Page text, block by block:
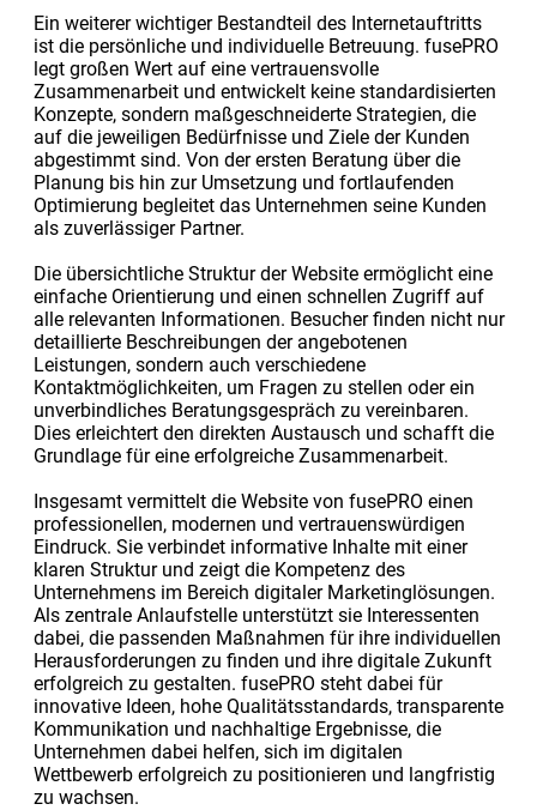
Ein weiterer wichtiger Bestandteil des Internetauftritts
ist die persönliche und individuelle Betreuung. fusePRO
legt großen Wert auf eine vertrauensvolle
Zusammenarbeit und entwickelt keine standardisierten
Konzepte, sondern maßgeschneiderte Strategien, die
auf die jeweiligen Bedürfnisse und Ziele der Kunden
abgestimmt sind. Von der ersten Beratung über die
Planung bis hin zur Umsetzung und fortlaufenden
Optimierung begleitet das Unternehmen seine Kunden
als zuverlässiger Partner.
Die übersichtliche Struktur der Website ermöglicht eine
einfache Orientierung und einen schnellen Zugriff auf
alle relevanten Informationen. Besucher finden nicht nur
detaillierte Beschreibungen der angebotenen
Leistungen, sondern auch verschiedene
Kontaktmöglichkeiten, um Fragen zu stellen oder ein
unverbindliches Beratungsgespräch zu vereinbaren.
Dies erleichtert den direkten Austausch und schafft die
Grundlage für eine erfolgreiche Zusammenarbeit.
Insgesamt vermittelt die Website von fusePRO einen
professionellen, modernen und vertrauenswürdigen
Eindruck. Sie verbindet informative Inhalte mit einer
klaren Struktur und zeigt die Kompetenz des
Unternehmens im Bereich digitaler Marketinglösungen.
Als zentrale Anlaufstelle unterstützt sie Interessenten
dabei, die passenden Maßnahmen für ihre individuellen
Herausforderungen zu finden und ihre digitale Zukunft
erfolgreich zu gestalten. fusePRO steht dabei für
innovative Ideen, hohe Qualitätsstandards, transparente
Kommunikation und nachhaltige Ergebnisse, die
Unternehmen dabei helfen, sich im digitalen
Wettbewerb erfolgreich zu positionieren und langfristig
zu wachsen.